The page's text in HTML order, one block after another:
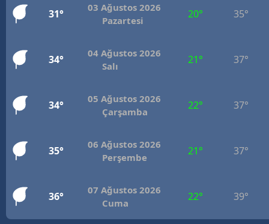
İstanbul
Kars
31°
03 Ağustos 2026
Pazartesi
20° 35°
34°
04 Ağustos 2026
Salı
21° 37°
34°
05 Ağustos 2026
Çarşamba
22° 37°
35°
06 Ağustos 2026
Perşembe
21° 37°
36°
07 Ağustos 2026
Cuma
22° 39°